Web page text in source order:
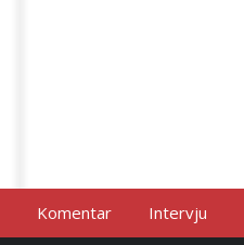
Komentar Intervju